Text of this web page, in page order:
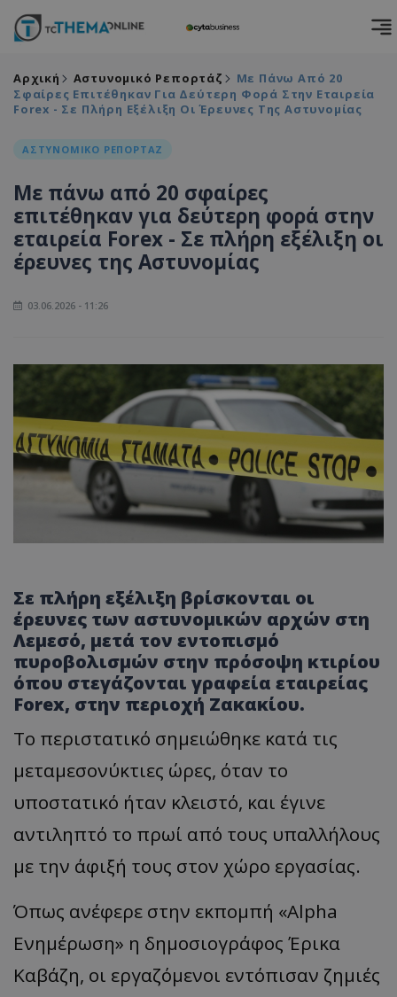
Αρχική Αστυνομικό Ρεπορτάζ
Με Πάνω Από 20
Σφαίρες Επιτέθηκαν Για Δεύτερη Φορά Στην Εταιρεία
Forex - Σε Πλήρη Εξέλιξη Οι Έρευνες Της Αστυνομίας
ΑΣΤΥΝΟΜΙΚΟ ΡΕΠΟΡΤΑΖ
Με πάνω από 20 σφαίρες
επιτέθηκαν για δεύτερη φορά στην
εταιρεία Forex - Σε πλήρη εξέλιξη οι
έρευνες της Αστυνομίας
03.06.2026 - 11:26
Σε πλήρη εξέλιξη βρίσκονται οι
έρευνες των αστυνομικών αρχών στη
Λεμεσό, μετά τον εντοπισμό
πυροβολισμών στην πρόσοψη κτιρίου
όπου στεγάζονται γραφεία εταιρείας
Forex, στην περιοχή Ζακακίου.
Το περιστατικό σημειώθηκε κατά τις
μεταμεσονύκτιες ώρες, όταν το
υποστατικό ήταν κλειστό, και έγινε
αντιληπτό το πρωί από τους υπαλλήλους
με την άφιξή τους στον χώρο εργασίας.
Όπως ανέφερε στην εκπομπή «Alpha
Ενημέρωση» η δημοσιογράφος Έρικα
Καβάζη, οι εργαζόμενοι εντόπισαν ζημιές